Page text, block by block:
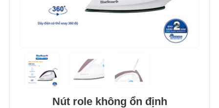
Nút role không ổn định